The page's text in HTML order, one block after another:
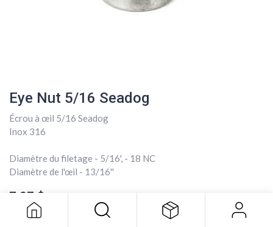
Eye Nut 5/16 Seadog
Écrou à œil 5/16 Seadog
Inox 316
Diamètre du filetage - 5/16', - 18 NC
Diamètre de l'œil - 13/16''
7,27 $
Eye Nut 5/16 Seadog
7,27 $